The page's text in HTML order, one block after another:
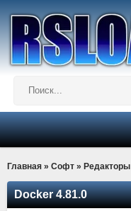
Главная » Софт » Редакторы
Docker 4.81.0